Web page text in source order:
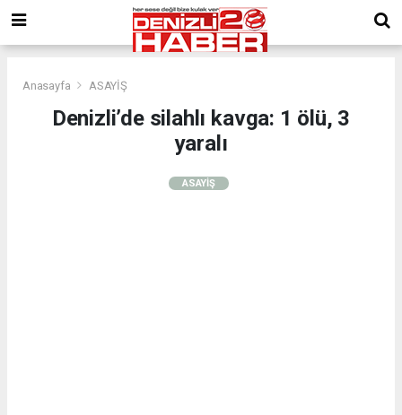
Anasayfa ASAYİŞ
Denizli’de silahlı kavga: 1 ölü, 3
yaralı
ASAYİŞ